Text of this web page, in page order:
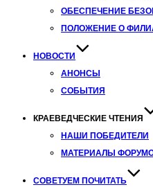
ОБЕСПЕЧЕНИЕ
ПОЛОЖЕНИЕ О
НОВОСТИ
АНОНСЫ
СОБЫТИЯ
КРАЕВЕДЧЕСКИЕ ЧТЕНИЯ
НАШИ ПОБЕДИТЕЛИ
МАТЕРИАЛЫ
СОВЕТУЕМ ПОЧИТАТЬ